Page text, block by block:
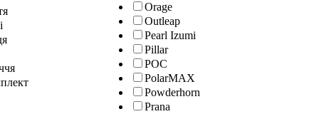
Orage
Outleap
Pearl Izumi
Pillar
POC
PolarMAX
Powderhorn
Prana